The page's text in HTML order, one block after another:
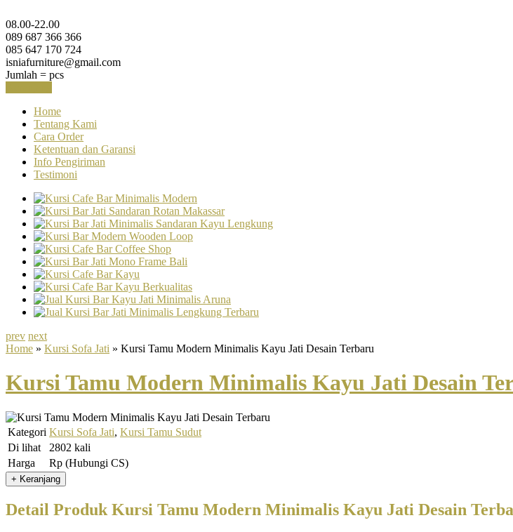
08.00-22.00
089 687 366 366
085 647 170 724
isniafurniture@gmail.com
Jumlah = pcs
Home
Tentang Kami
Cara Order
Ketentuan dan Garansi
Info Pengiriman
Testimoni
prev next
Home » Kursi Sofa Jati » Kursi Tamu Modern Minimalis Kayu Jati Desain Terbaru
Kursi Tamu Modern Minimalis Kayu Jati Desain
Kategori Kursi Sofa Jati, Kursi Tamu Sudut
Di lihat
2802 kali
Harga
Rp (Hubungi CS)
Detail Produk Kursi Tamu Modern Minimalis Kayu Jati Desain